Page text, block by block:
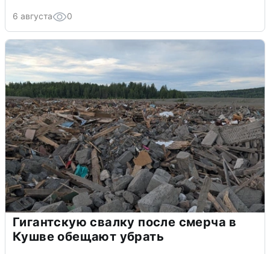
6 августа 0
Гигантскую свалку после смерча в
Кушве обещают убрать